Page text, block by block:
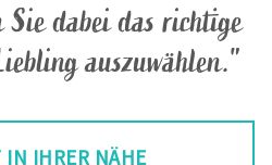
dabei das richtige
auszuwählen."
IN IHRER NÄHE